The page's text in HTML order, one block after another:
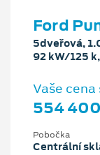
Ford
5dveřová,
92 kW/125
Vaše cena
554
Pobočka
Centrální